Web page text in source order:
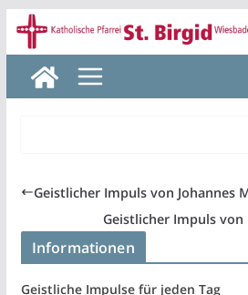
Zum
Inhalt
springen
Geistlicher Impuls von Johannes
Geistlicher Impuls von
Informationen
Geistliche Impulse für jeden Tag